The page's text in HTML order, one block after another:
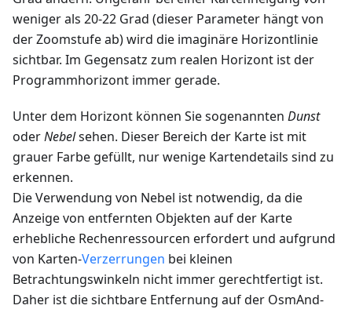
weniger als 20-22 Grad (dieser Parameter hängt von
der Zoomstufe ab) wird die imaginäre Horizontlinie
sichtbar. Im Gegensatz zum realen Horizont ist der
Programmhorizont immer gerade.
Unter dem Horizont können Sie sogenannten Dunst
oderNebelsehen. Dieser Bereich der Karte ist mit
grauer Farbe gefüllt, nur wenige Kartendetails sind zu
erkennen.
Die Verwendung von Nebel ist notwendig, da die
Anzeige von entfernten Objekten auf der Karte
erhebliche Rechenressourcen erfordert und aufgrund
von Karten-Verzerrungen bei kleinen
Betrachtungswinkeln nicht immer gerechtfertigt ist.
Daher ist die sichtbare Entfernung auf der OsmAnd-